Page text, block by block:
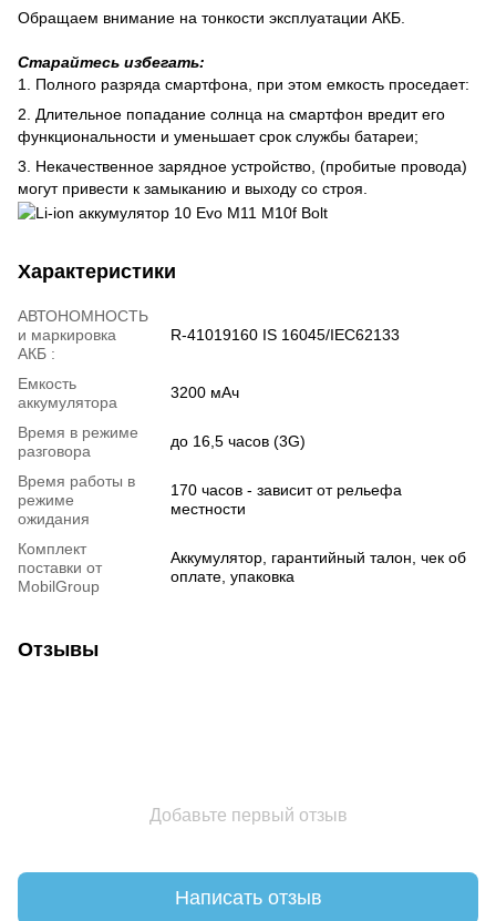
Обращаем внимание на тонкости эксплуатации АКБ.
Старайтесь избегать:
1. Полного разряда смартфона, при этом емкость проседает:
2. Длительное попадание солнца на смартфон вредит его
функциональности и уменьшает срок службы батареи;
3. Некачественное зарядное устройство, (пробитые провода)
могут привести к замыканию и выходу со строя.
Характеристики
АВТОНОМНОСТЬ
и маркировка
АКБ :
R-41019160 IS 16045/IEC62133
Емкость
аккумулятора
3200 мАч
Время в режиме
разговора
до 16,5 часов (3G)
Время работы в
режиме
ожидания
170 часов - зависит от рельефа
местности
Комплект
поставки от
MobilGroup
Аккумулятор, гарантийный талон, чек об
оплате, упаковка
Отзывы
Добавьте первый отзыв
Написать отзыв